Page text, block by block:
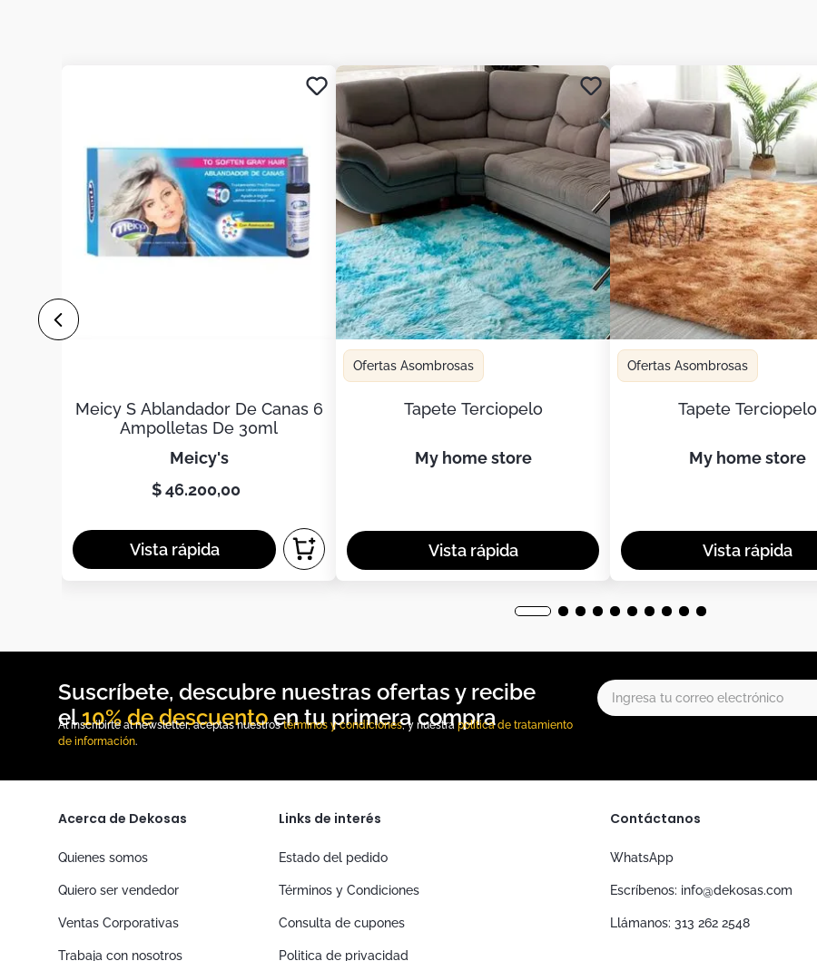
Meicy S Ablandador De Canas 6
Ampolletas De 30ml
meicy's
$ 46.200,00
Ofertas Asombrosas
Tapete Terciopelo
my home store
Ofertas Asombrosas
Tapete Terciopelo
my home store
10% de descuento
Al inscribirte al newsletter, aceptas nuestrostérminos y condiciones, y nuestra política de tratamiento
de información.
Acerca de Dekosas
Quienes somos
Quiero ser vendedor
Ventas Corporativas
Trabaja con nosotros
Links de interés
Estado del pedido
Términos y Condiciones
Consulta de cupones
Politica de privacidad
Contáctanos
WhatsApp
Escríbenos: info@dekosas.com
Llámanos: 313 262 2548